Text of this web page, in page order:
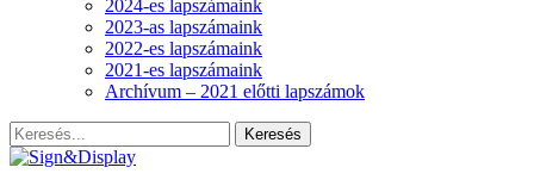
2024-es lapszámaink
2023-as lapszámaink
2022-es lapszámaink
2021-es lapszámaink
Archívum – 2021 előtti lapszámok